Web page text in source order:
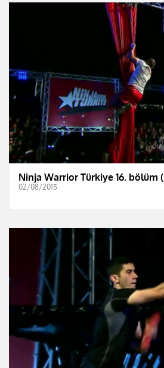
Ninja Warrior Türkiye 16. bölüm
02/08/2015